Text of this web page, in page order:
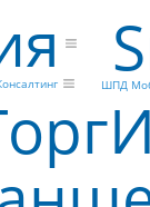
ШПД